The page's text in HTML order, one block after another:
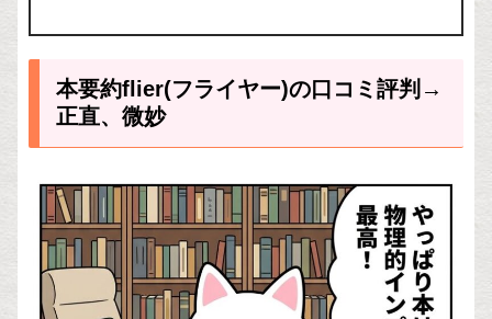
本要約flier(フライヤー)の口コミ評判→
正直、微妙